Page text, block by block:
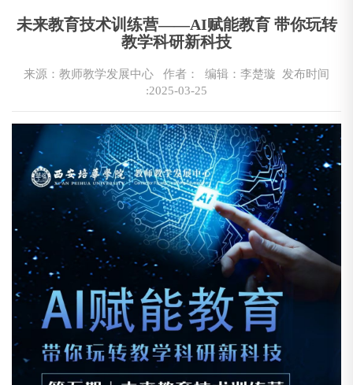
未来教育技术训练营——AI赋能教育 带你玩转
教学科研新科技
来源：教师教学发展中心 作者： 编辑：李楚璇 发布时间
:2025-03-25